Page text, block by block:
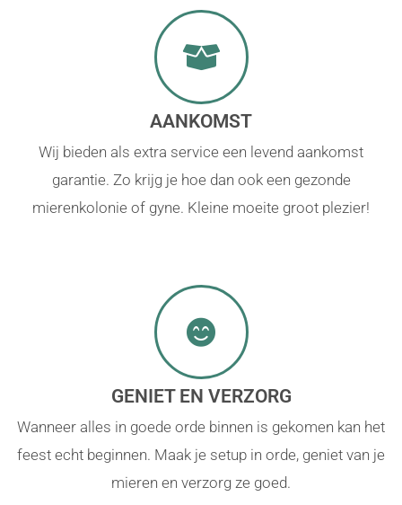
AANKOMST
Wij bieden als extra service een levend aankomst
garantie. Zo krijg je hoe dan ook een gezonde
mierenkolonie of gyne. Kleine moeite groot plezier!
GENIET EN VERZORG
Wanneer alles in goede orde binnen is gekomen kan het
feest echt beginnen. Maak je setup in orde, geniet van je
mieren en verzorg ze goed.